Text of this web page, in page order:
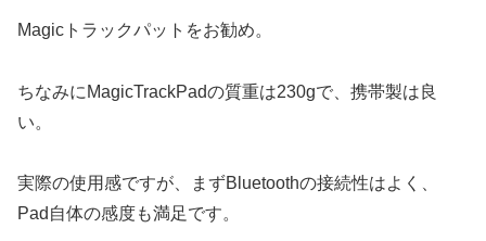
Magicトラックパットをお勧め。
ちなみにMagicTrackPadの質重は230gで、携帯製は良
い。
実際の使用感ですが、まずBluetoothの接続性はよく、
Pad自体の感度も満足です。